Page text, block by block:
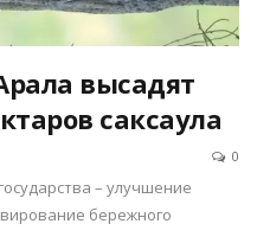
высадят
саксаула
0
– улучшение
бережного